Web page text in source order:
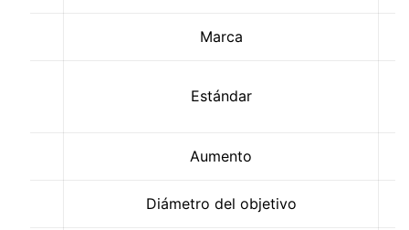
Marca
Estándar
Aumento
Diámetro del objetivo